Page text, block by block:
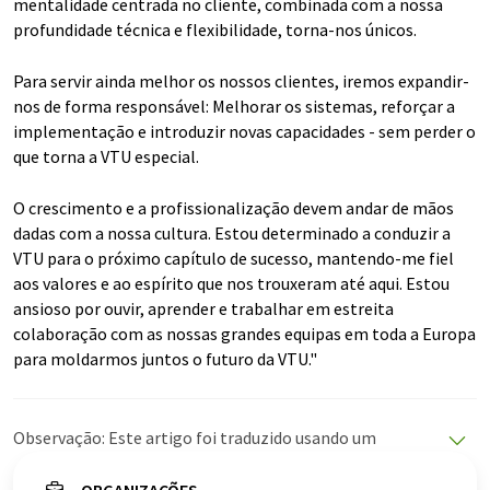
mentalidade centrada no cliente, combinada com a nossa
profundidade técnica e flexibilidade, torna-nos únicos.
Para servir ainda melhor os nossos clientes, iremos expandir-
nos de forma responsável: Melhorar os sistemas, reforçar a
implementação e introduzir novas capacidades - sem perder o
que torna a VTU especial.
O crescimento e a profissionalização devem andar de mãos
dadas com a nossa cultura. Estou determinado a conduzir a
VTU para o próximo capítulo de sucesso, mantendo-me fiel
aos valores e ao espírito que nos trouxeram até aqui. Estou
ansioso por ouvir, aprender e trabalhar em estreita
colaboração com as nossas grandes equipas em toda a Europa
para moldarmos juntos o futuro da VTU."
Observação: Este artigo foi traduzido usando um